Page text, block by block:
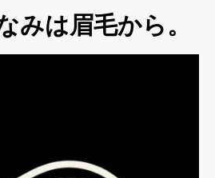
みは眉毛から。